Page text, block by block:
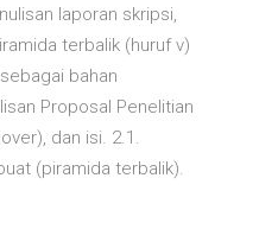
laporan skripsi,
terbalik (huruf v)
bahan
Proposal Penelitian
dan isi. 2.1.
(piramida terbalik).